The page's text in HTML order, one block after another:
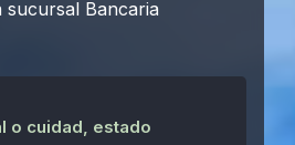
Bancaria
o cuidad, estado